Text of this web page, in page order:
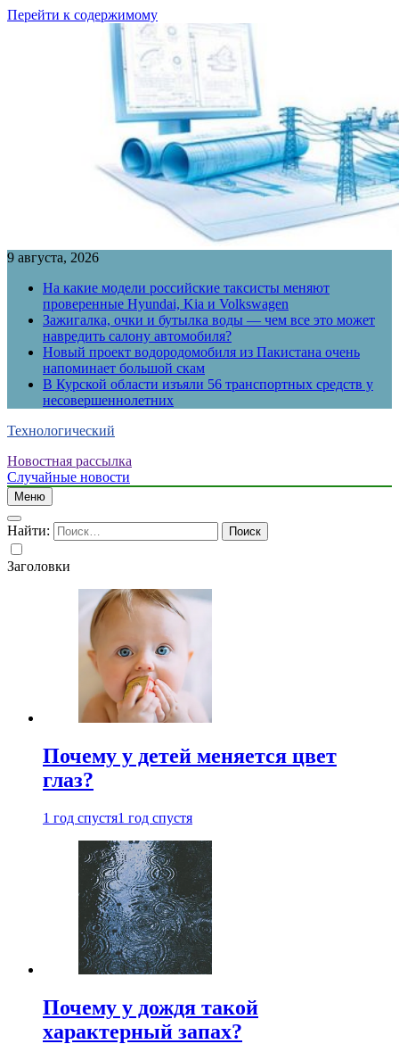
Перейти к содержимому
9 августа, 2026
На какие модели российские таксисты меняют
проверенные Hyundai, Kia и Volkswagen
Зажигалка, очки и бутылка воды — чем все это может
навредить салону автомобиля?
Новый проект водородомобиля из Пакистана очень
напоминает большой скам
В Курской области изъяли 56 транспортных средств у
несовершеннолетних
Технологический
Новостная рассылка
Случайные новости
Меню
Найти:
Заголовки
Почему у детей меняется цвет
глаз?
1 год спустя1 год спустя
Почему у дождя такой
характерный запах?